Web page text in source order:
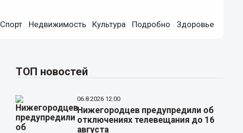
Спорт Недвижимость Культура Подробно Здоровье
ТОП новостей
06.8.2026 12:00
Нижегородцев предупредили об
отключениях телевещания до 16
августа